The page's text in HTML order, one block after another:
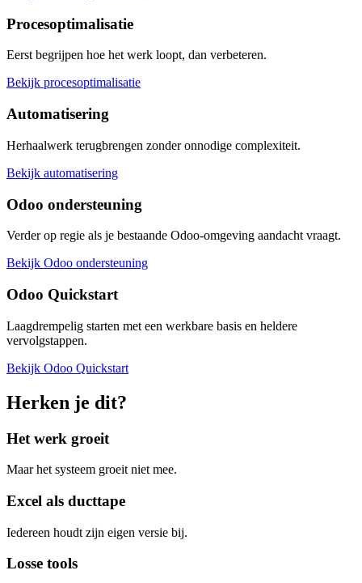
Procesoptimalisatie
Eerst begrijpen hoe het werk loopt, dan verbeteren.
Bekijk procesoptimalisatie
Automatisering
Herhaalwerk terugbrengen zonder onnodige complexiteit.
Bekijk automatisering
Odoo ondersteuning
Verder op regie als je bestaande Odoo-omgeving aandacht vraagt.
Bekijk Odoo ondersteuning
Odoo Quickstart
Laagdrempelig starten met een werkbare basis en heldere
vervolgstappen.
Bekijk Odoo Quickstart
Herken je dit?
Het werk groeit
Maar het systeem groeit niet mee.
Excel als ducttape
Iedereen houdt zijn eigen versie bij.
Losse tools